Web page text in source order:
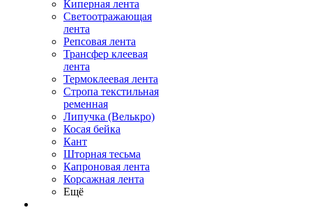
Киперная лента
Светоотражающая
лента
Репсовая лента
Трансфер клеевая
лента
Термоклеевая лента
Стропа текстильная
ременная
Липучка (Велькро)
Косая бейка
Кант
Шторная тесьма
Капроновая лента
Корсажная лента
Ещё